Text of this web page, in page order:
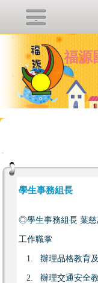
福源
美
:::
學生事務組長
◎學生事務組長 葉
工作職掌
1. 辦理品格教育及
2. 辦理交通安全